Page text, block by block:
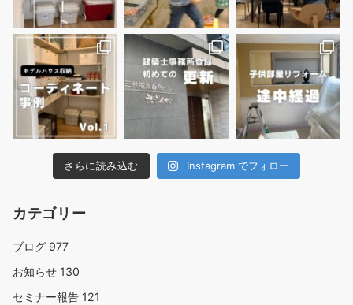
さらに読み込む Instagram でフォロー
カテゴリー
ブログ 977
お知らせ 130
セミナー報告 121